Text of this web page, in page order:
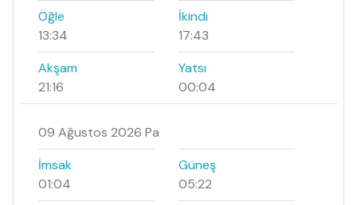
Öğle
13:34
İkindi
17:43
Akşam
21:16
Yatsı
00:04
09 Ağustos 2026 Pa
İmsak
01:04
Güneş
05:22